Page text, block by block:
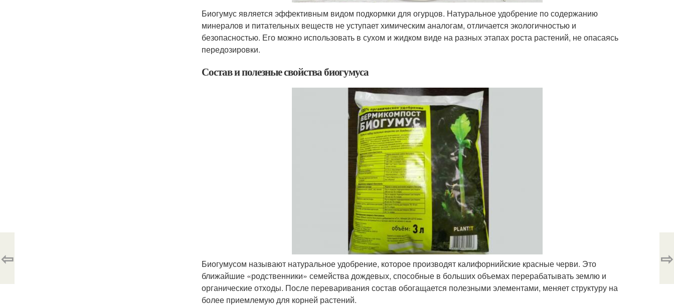
Биогумус является эффективным видом подкормки для огурцов. Натуральное удобрение по содержанию
минералов и питательных веществ не уступает химическим аналогам, отличается экологичностью и
безопасностью. Его можно использовать в сухом и жидком виде на разных этапах роста растений, не опасаясь
передозировки.
Состав и полезные свойства биогумуса
Биогумусом называют натуральное удобрение, которое производят калифорнийские красные черви. Это
ближайшие «родственники» семейства дождевых, способные в больших объемах перерабатывать землю и
органические отходы. После переваривания состав обогащается полезными элементами, меняет структуру на
более приемлемую для корней растений.
⇦ ⇨